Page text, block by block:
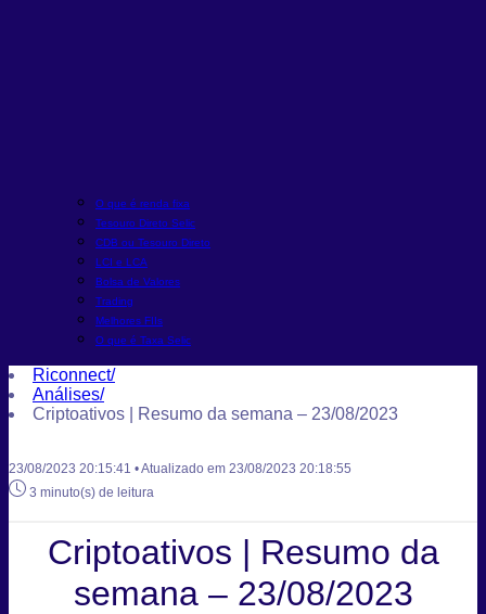
O que é renda fixa
Tesouro Direto Selic
CDB ou Tesouro Direto
LCI e LCA
Bolsa de Valores
Trading
Melhores FIIs
O que é Taxa Selic
Riconnect/
Análises/
Criptoativos | Resumo da semana – 23/08/2023
23/08/2023 20:15:41 • Atualizado em 23/08/2023 20:18:55
3 minuto(s) de leitura
Criptoativos | Resumo da
semana – 23/08/2023